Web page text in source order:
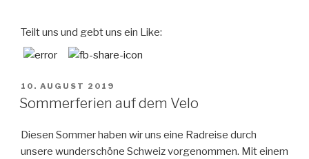
Teilt uns und gebt uns ein Like:
VERÖFFENTLICHT
AM
10. AUGUST 2019
Sommerferien auf dem Velo
Diesen Sommer haben wir uns eine Radreise durch
unsere wunderschöne Schweiz vorgenommen. Mit einem